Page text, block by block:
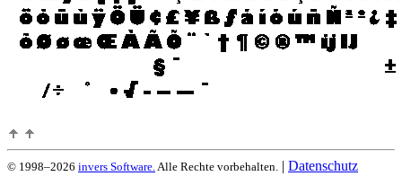
© 1998–2026 invers Software. Alle Rechte vorbehalten. | Datenschutz